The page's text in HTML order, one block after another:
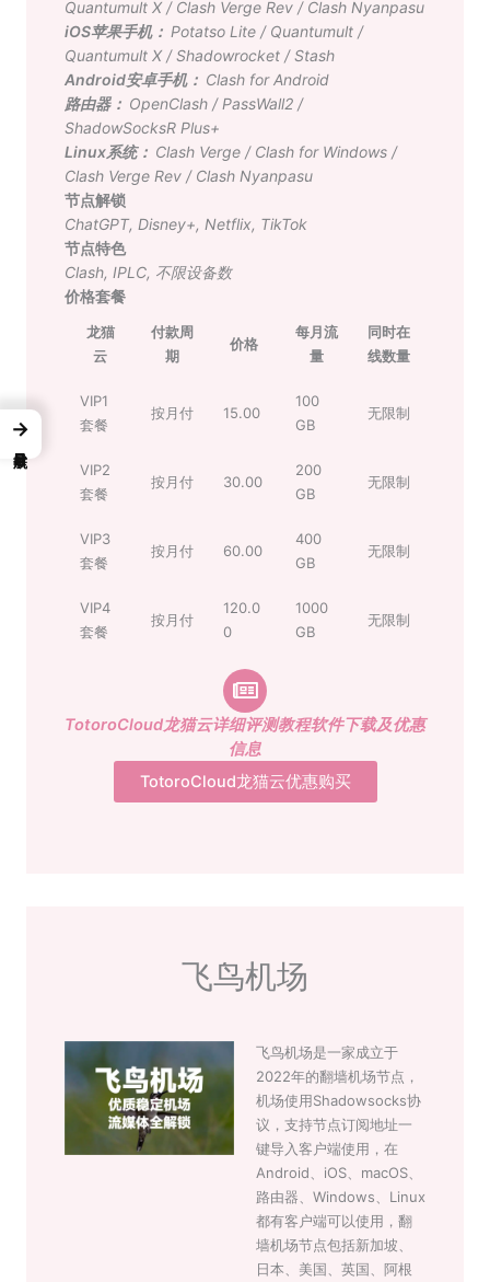
Quantumult X/ Clash Verge Rev/ Clash Nyanpasu
iOS苹果手机： Potatso Lite/ Quantumult/
Quantumult X/Shadowrocket/Stash
Android安卓手机： Clash for Android
路由器： OpenClash/ PassWall2/
ShadowSocksR Plus+
Linux系统： Clash Verge/ Clash for Windows/
Clash Verge Rev/ Clash Nyanpasu
节点解锁
ChatGPT, Disney+, Netflix, TikTok
节点特色
Clash, IPLC, 不限设备数
价格套餐
龙猫
云
付款周
期
价格
每月流
量
同时在
线数量
VIP1
套餐
按月付 15.00
100
GB
无限制
VIP2
套餐
按月付 30.00
200
GB
无限制
VIP3
套餐
按月付 60.00
400
GB
无限制
VIP4
套餐
按月付
120.0
0
1000
GB
无限制
TotoroCloud龙猫云详细评测教程软件下载及优惠
信息
TotoroCloud龙猫云优惠购买
飞鸟机场
飞鸟机场是一家成立于
2022年的翻墙机场节点，
机场使用Shadowsocks协
议，支持节点订阅地址一
键导入客户端使用，在
Android、iOS、macOS、
路由器、Windows、Linux
都有客户端可以使用，翻
墙机场节点包括新加坡、
日本、美国、英国、阿根
→